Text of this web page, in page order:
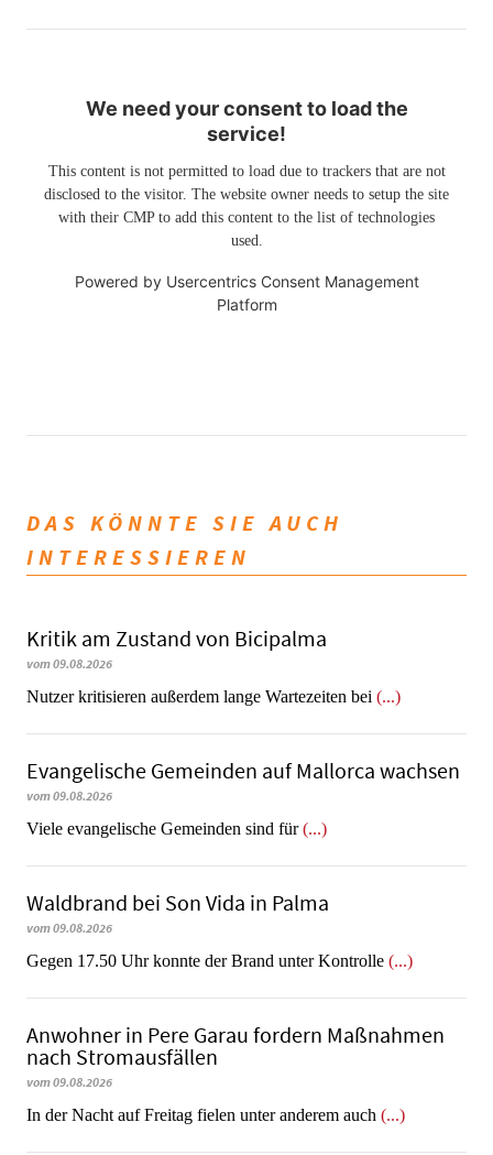
We need your consent to load the
service!
This content is not permitted to load due to trackers that are not
disclosed to the visitor. The website owner needs to setup the site
with their CMP to add this content to the list of technologies
used.
Powered by Usercentrics Consent Management
Platform
DAS KÖNNTE SIE AUCH
INTERESSIEREN
Kritik am Zustand von Bicipalma
vom 09.08.2026
Nutzer kritisieren außerdem lange Wartezeiten bei (...)
Evangelische Gemeinden auf Mallorca wachsen
vom 09.08.2026
Viele evangelische Gemeinden sind für(...)
Waldbrand bei Son Vida in Palma
vom 09.08.2026
Gegen 17.50 Uhr konnte der Brand unter Kontrolle (...)
Anwohner in Pere Garau fordern Maßnahmen
nach Stromausfällen
vom 09.08.2026
In der Nacht auf Freitag fielen unter anderem auch (...)